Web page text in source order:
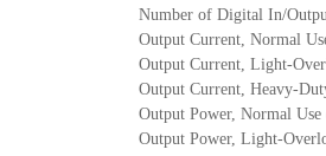
Number of Digital In/
Output Current, Normal
Output Current, Light-
Output Current, Heavy-
Output Power, Normal
Output Power, Light-